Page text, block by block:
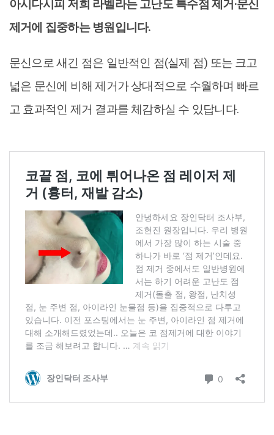
아시다시피 저희 라벨라는 고난도 특수점 제거·문신
제거에 집중하는 병원입니다.
문신으로 새긴 점은 일반적인 점(실제 점) 또는 크고
넓은 문신에 비해 제거가 상대적으로 수월하며 빠르
고 효과적인 제거 결과를 체감하실 수 있답니다.